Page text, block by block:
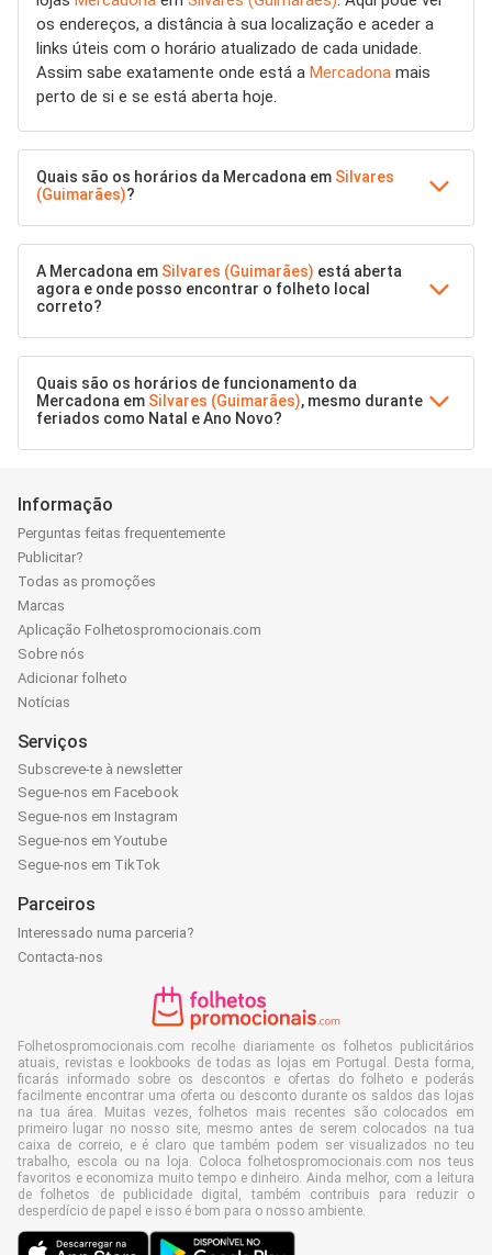
os endereços, a distância à sua localização e aceder a
links úteis com o horário atualizado de cada unidade.
Assim sabe exatamente onde está a Mercadona mais
perto de si e se está aberta hoje.
Quais são os horários da Mercadona em Silvares
(Guimarães)?
A Mercadona em Silvares (Guimarães) está aberta
agora e onde posso encontrar o folheto local
correto?
Quais são os horários de funcionamento da
Mercadona em Silvares (Guimarães), mesmo durante
feriados como Natal e Ano Novo?
Informação
Perguntas feitas frequentemente
Publicitar?
Todas as promoções
Marcas
Aplicação Folhetospromocionais.com
Sobre nós
Adicionar folheto
Notícias
Serviços
Subscreve-te à newsletter
Segue-nos em Facebook
Segue-nos em Instagram
Segue-nos em Youtube
Segue-nos em TikTok
Parceiros
Interessado numa parceria?
Contacta-nos
Folhetospromocionais.com recolhe diariamente os folhetos publicitários
atuais, revistas e lookbooks de todas as lojas em Portugal. Desta forma,
ficarás informado sobre os descontos e ofertas do folheto e poderás
facilmente encontrar uma oferta ou desconto durante os saldos das lojas
na tua área. Muitas vezes, folhetos mais recentes são colocados em
primeiro lugar no nosso site, mesmo antes de serem colocados na tua
caixa de correio, e é claro que também podem ser visualizados no teu
trabalho, escola ou na loja. Coloca folhetospromocionais.com nos teus
favoritos e economiza muito tempo e dinheiro. Ainda melhor, com a leitura
de folhetos de publicidade digital, também contribuis para reduzir o
desperdício de papel e isso é bom para o nosso ambiente.